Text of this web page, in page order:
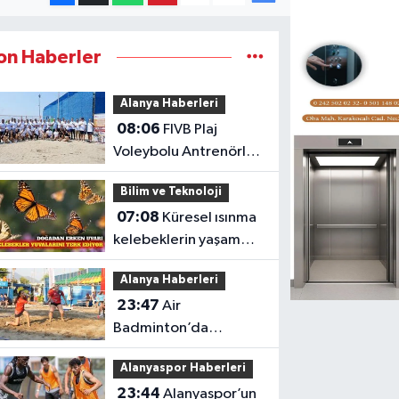
Haberler
Alanya Haberleri
08:06
Voleybolu Antrenörlük
Kursu Alanya'da
başladı
Bilim ve Teknoloji
07:08
kelebeklerin yaşam
alanlarını değiştiriyor
Alanya Haberleri
23:47 Air
Badminton’da
şampiyonluk heyecanı
Alanya’da
Alanyaspor Haberleri
23:44 Alanyaspor’un